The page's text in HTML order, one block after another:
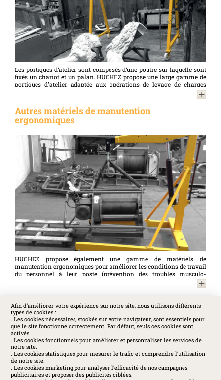
Afin d'améliorer votre expérience sur notre site, nous utilisons différents
types de cookies :
. Les cookies nécessaires, stockés sur votre navigateur, sont essentiels pour
que le site fonctionne correctement. Par défaut, seuls ces cookies sont
activés.
. Les cookies fonctionnels pour améliorer et personnaliser les services de
notre site.
. Les cookies statistiques pour mesurer le trafic et comprendre l’utilisation
de notre site.
. Les cookies marketing pour analyser l’efficacité de nos campagnes
publicitaires et proposer des publicités ciblées.
Les portiques d’atelier sont composés d’une poutre sur laquelle sont
fixés un chariot et un palan. HUCHEZ propose une large gamme de
portiques d'atelier adaptée aux opérations de levage de charges
allant jusqu'à plusieurs tonnes. Quel que soit votre projet, n'hésitez
Autres matériels de manutention
ergonomiques
HUCHEZ propose également une gamme de matériels de
manutention ergonomiques pour améliorer les conditions de travail
du personnel à leur poste (prévention des troubles musculo-
squelettiques, optimisation des tâches quotidiennes...) : gerbeurs
télescopiques, tables élévatrices, grues d'atelier, potences mobiles.
2006/42/CE.
SOCIAL